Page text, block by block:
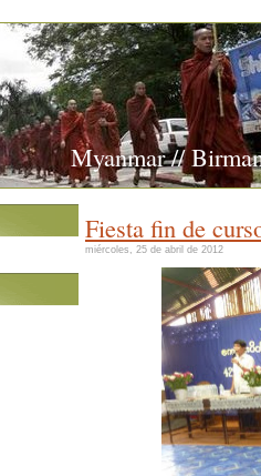
Myanmar //
Fiesta fin de
miércoles, 25 de abril de 2012